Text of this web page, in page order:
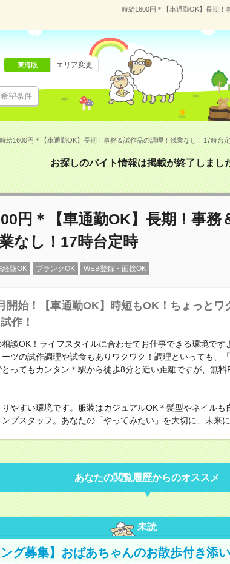
時給1600円＊【車通勤OK】長期！
望条件
東海版 エリア変更
給1600円＊【車通勤OK】長期！事務＆試作品の調理！残業なし！17時台
お探しのバイト情報は掲載が終了しまし
円＊【車通勤OK】長期！事務
なし！17時台定時
経験OK ブランクOK WEB登録・面接OK
開始！【車通勤OK】時短もOK！ちょっとワ
作！
談OK！ライフスタイルに合わせてお仕事できる環境です
ツの試作調理や試食もありワクワク！調理といっても、
ってもカンタン＊駅から徒歩8分と近い距離ですが、無
やすい環境です。服装はカジュアルOK＊髪型やネイルも
プスタッフ。あなたの「やってみたい」を大切に、未来
あなたの閲覧履歴からのオススメ
未読
ング募集】おばあちゃんのお散歩付き添